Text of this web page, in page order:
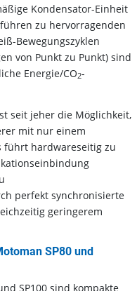
Kondensator-Einheit
zu hervorragenden
Bewegungszyklen
von Punkt zu Punkt) sind
Energie/CO2-
seit jeher die Möglichkeit,
mit nur einem
führt hardwareseitig zu
perfekt synchronisierte
geringerem
SP80 und
SP100 sind kompakte